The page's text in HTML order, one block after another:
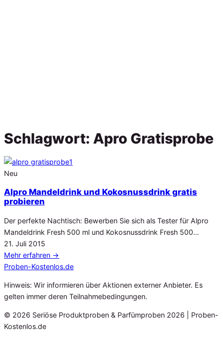
Schlagwort: Apro Gratisprobe
Neu
Alpro Mandeldrink und Kokosnussdrink gratis
probieren
Der perfekte Nachtisch: Bewerben Sie sich als Tester für Alpro
Mandeldrink Fresh 500 ml und Kokosnussdrink Fresh 500…
Veröffentlicht
am
21. Juli 2015
Mehr erfahren →
Proben-Kostenlos.de
Hinweis: Wir informieren über Aktionen externer Anbieter. Es
gelten immer deren Teilnahmebedingungen.
© 2026 Seriöse Produktproben & Parfümproben 2026 | Proben-
Kostenlos.de